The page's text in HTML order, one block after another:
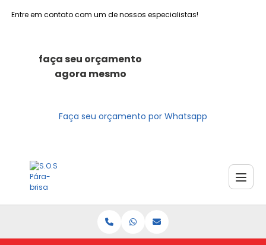
Entre em contato com um de nossos especialistas!
faça seu orçamento
agora mesmo
Faça seu orçamento por Whatsapp